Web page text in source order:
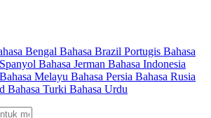
Bengal Bahasa Brazil Portugis Bahasa
Bahasa Jerman Bahasa Indonesia
Bahasa Melayu Bahasa Persia Bahasa Rusia
Bahasa Turki Bahasa Urdu